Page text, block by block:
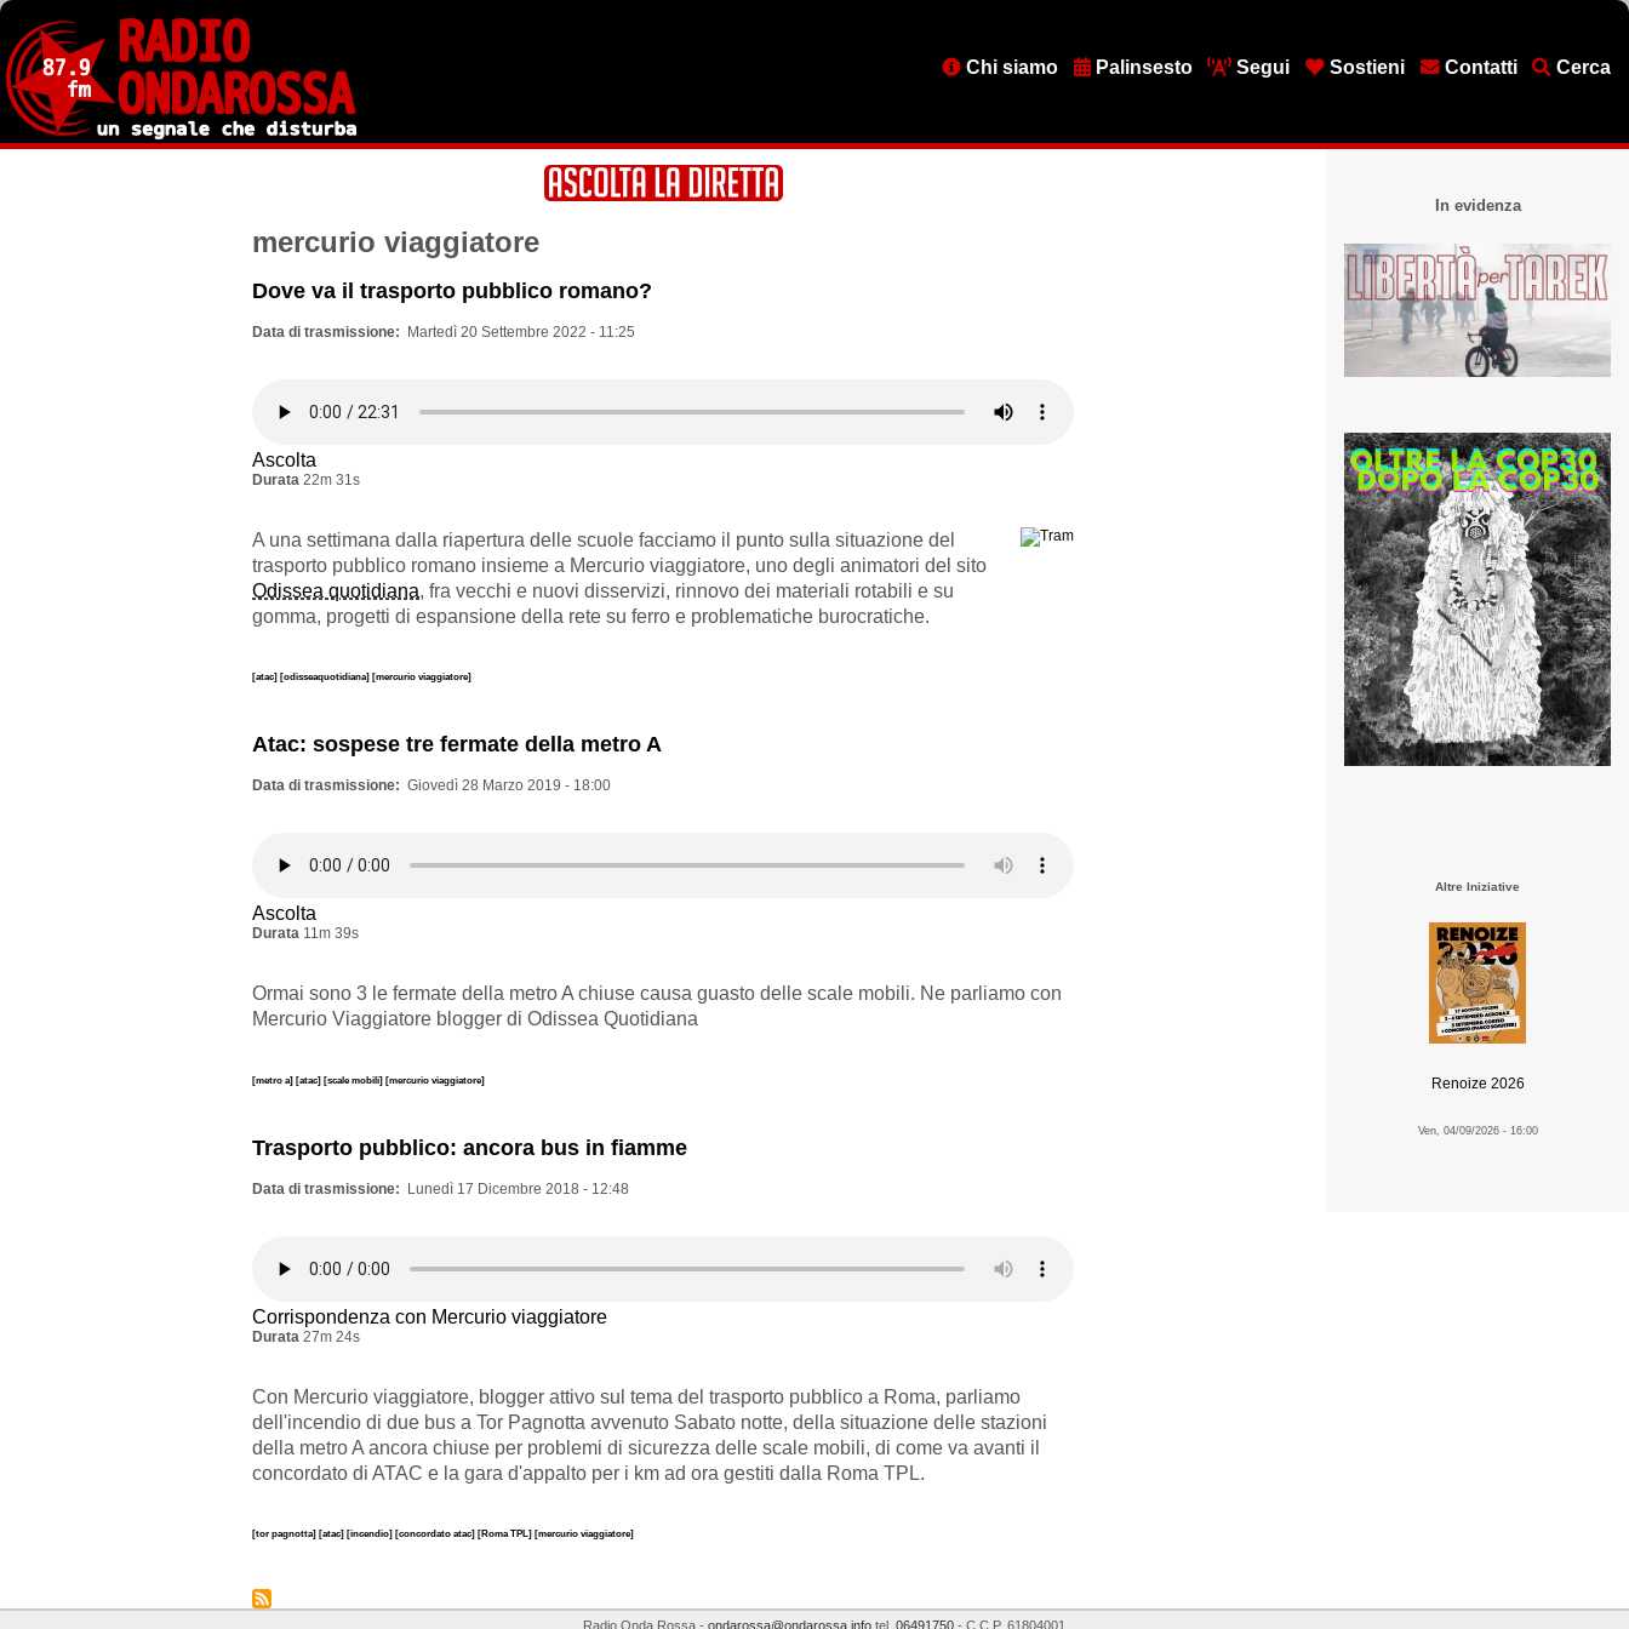
Salta
contenuto
principale
MenuChi siamo Palinsesto Segui Sostieni Contatti Cerca
mercurio viaggiatore
Dove va il trasporto pubblico romano?
Data di trasmissione Martedì 20 Settembre 2022 - 11:25
Ascolta
Durata 22m 31s
A una settimana dalla riapertura delle scuole facciamo il punto sulla situazione del
trasporto pubblico romano insieme a Mercurio viaggiatore, uno degli animatori del sito
Odissea quotidiana, fra vecchi e nuovi disservizi, rinnovo dei materiali rotabili e su
gomma, progetti di espansione della rete su ferro e problematiche burocratiche.
[atac] [odisseaquotidiana] [mercurio viaggiatore]
Atac: sospese tre fermate della metro A
Data di trasmissione Giovedì 28 Marzo 2019 - 18:00
Ascolta
Durata 11m 39s
Ormai sono 3 le fermate della metro A chiuse causa guasto delle scale mobili. Ne parliamo con
Mercurio Viaggiatore blogger di Odissea Quotidiana
[metro a] [atac] [scale mobili] [mercurio viaggiatore]
Trasporto pubblico: ancora bus in fiamme
Data di trasmissione Lunedì 17 Dicembre 2018 - 12:48
Corrispondenza con Mercurio viaggiatore
Durata 27m 24s
Con Mercurio viaggiatore, blogger attivo sul tema del trasporto pubblico a Roma, parliamo
dell'incendio di due bus a Tor Pagnotta avvenuto Sabato notte, della situazione delle stazioni
della metro A ancora chiuse per problemi di sicurezza delle scale mobili, di come va avanti il
concordato di ATAC e la gara d'appalto per i km ad ora gestiti dalla Roma TPL.
[tor pagnotta] [atac] [incendio] [concordato atac] [Roma TPL] [mercurio viaggiatore]
In evidenza
Altre Iniziative
Renoize 2026
Ven, 04/09/2026 - 16:00
Radio Onda Rossa- ondarossa@ondarossa.infotel. 06491750- C.C.P. 61804001